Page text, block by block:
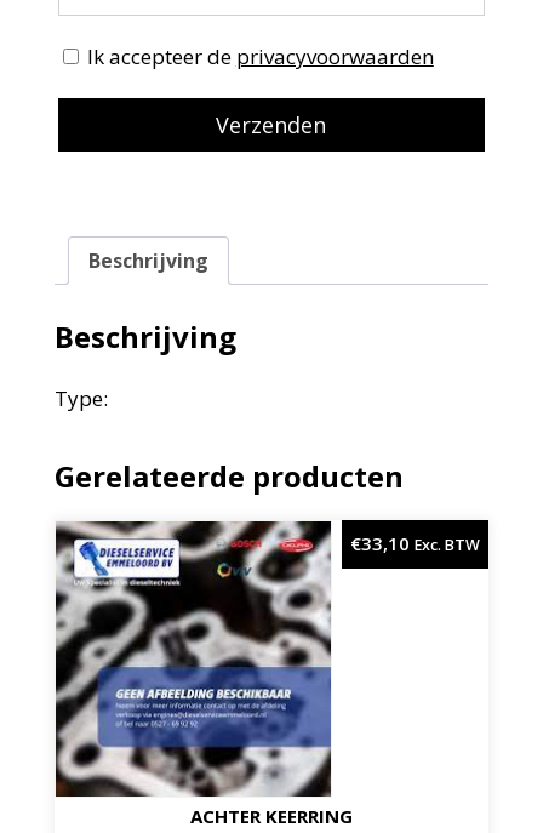
Ik accepteer de privacyvoorwaarden
Beschrijving
Beschrijving
Type:
Gerelateerde producten
ACHTER KEERRING
€33,10 Exc. BTW